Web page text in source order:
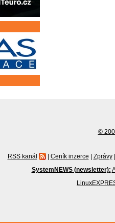
©
RSS kanál | Ceník inzerce | Zprávy |
SystemNEWS (newsletter):